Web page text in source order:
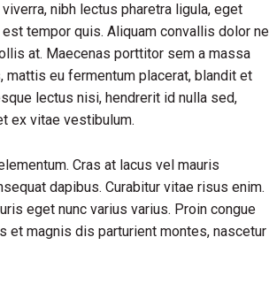
nibh lectus pharetra ligula, eget
tempor quis. Aliquam convallis dolor
at. Maecenas porttitor sem a massa
mattis eu fermentum placerat, blandit et
lectus nisi, hendrerit id nulla sed,
ex vitae vestibulum.
Cras at lacus vel mauris
dapibus. Curabitur vitae risus enim.
eget nunc varius varius. Proin congue
et magnis dis parturient montes, nascetur